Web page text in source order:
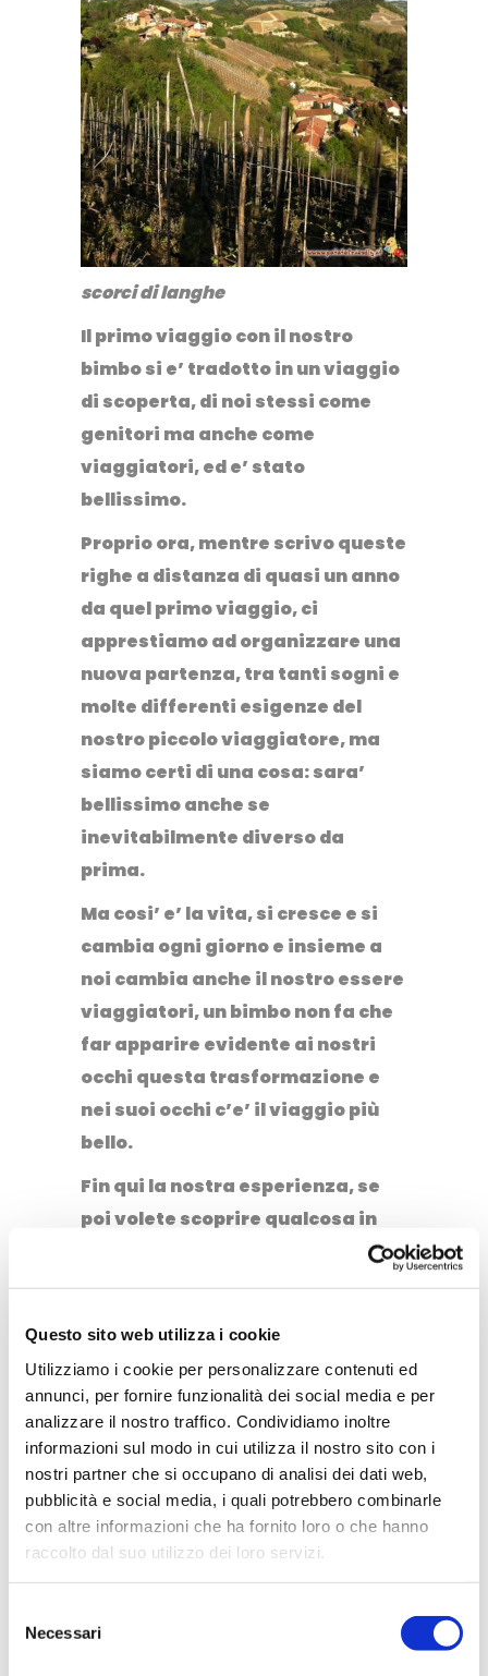
Questo sito web utilizza i cookie
Utilizziamo i cookie per personalizzare contenuti ed
annunci, per fornire funzionalità dei social media e per
analizzare il nostro traffico. Condividiamo inoltre
informazioni sul modo in cui utilizza il nostro sito con i
nostri partner che si occupano di analisi dei dati web,
pubblicità e social media, i quali potrebbero combinarle
con altre informazioni che ha fornito loro o che hanno
raccolto dal suo utilizzo dei loro servizi.
delNecessari
scorci di langhe
Il primo viaggio con il nostro
bimbo si e’ tradotto in un viaggio
di scoperta, di noi stessi come
genitori ma anche come
viaggiatori, ed e’ stato
bellissimo.
Proprio ora, mentre scrivo queste
righe a distanza di quasi un anno
da quel primo viaggio, ci
apprestiamo ad organizzare una
nuova partenza, tra tanti sogni e
molte differenti esigenze del
nostro piccolo viaggiatore, ma
siamo certi di una cosa:sara’
bellissimo anche se
inevitabilmente diverso da
prima.
Ma cosi’ e’ la vita, si cresce e si
cambia ogni giorno e insieme a
noi cambia anche il nostro essere
viaggiatori, un bimbo non fa che
far apparire evidente ai nostri
occhi questa trasformazione e
nei suoi occhi c’e’ il viaggio più
bello.
Fin qui la nostra esperienza, se
poi volete scoprire qualcosa in
bimbo potete cliccarequi.
Buon viaggio con i vostri bimbi!
Facebook
Twitter
WhatsApp
Telegram
LinkedIn
viaggi in famiglia 4
ELISA E LUCA